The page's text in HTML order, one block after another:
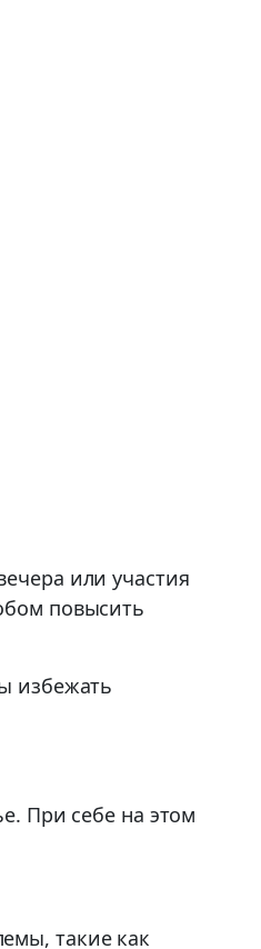
или участия
повысить
избежать
При себе на этом
такие как